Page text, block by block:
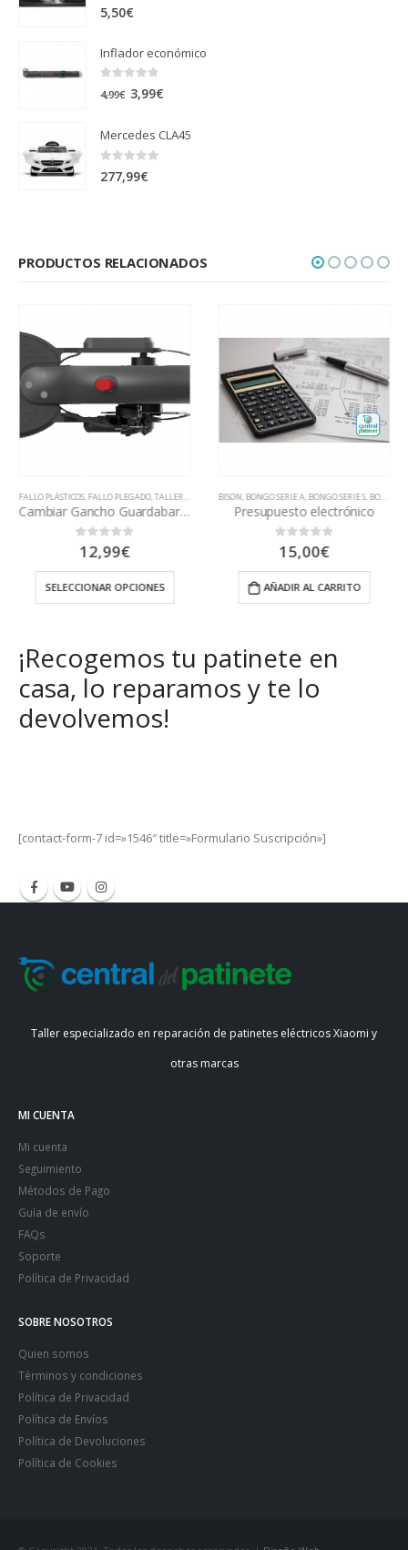
0 out of 5
5,50€
Inflador económico
out of 5
4,99€ El
original
era:
4,99€.
3,99€
actual
Mercedes CLA45
277,99€
PRODUCTOS RELACIONADOS
FALLO PLÁSTICOS,FALLO PLEGADO,TALLER,TODAS LAS REAPARACIONES
Cambiar Gancho Guardabarros
0out of 5
12,99€
SELECCIONAR OPCIONES
BISON,BONGO SERIE A,BONGO SERIE S,BONGO SERIE Z
Presupuesto electrónico
0out of 5
15,00€
AÑADIR AL CARRITO
¡Recogemos tu patinete en
casa, lo reparamos y te lo
devolvemos!
[contact-form-7 id=»1546″ title=»Formulario Suscripción»]
Taller especializado en reparación de patinetes eléctricos Xiaomi y
otras marcas
MI CUENTA
Mi cuenta
Seguimiento
Métodos de Pago
Guía de envío
FAQs
Soporte
Política de Privacidad
SOBRE NOSOTROS
Quien somos
Términos y condiciones
Política de Privacidad
Política de Envíos
Política de Devoluciones
Política de Cookies